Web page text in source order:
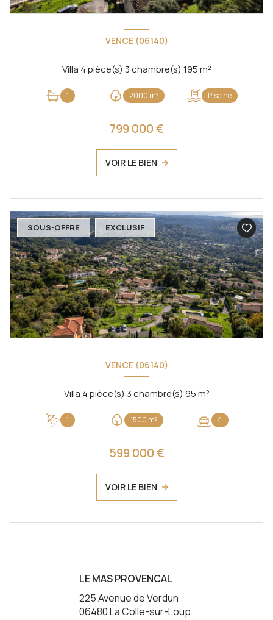
VENCE (06140)
Villa 4 pièce(s) 3 chambre(s) 195 m²
1 2000 m² Piscine
799 000 €
VOIR LE BIEN
SOUS-OFFRE EXCLUSIF
VENCE (06140)
Villa 4 pièce(s) 3 chambre(s) 95 m²
1 1500 m² 4
599 000 €
VOIR LE BIEN
LE MAS PROVENCAL
225 Avenue de Verdun
06480La Colle-sur-Loup